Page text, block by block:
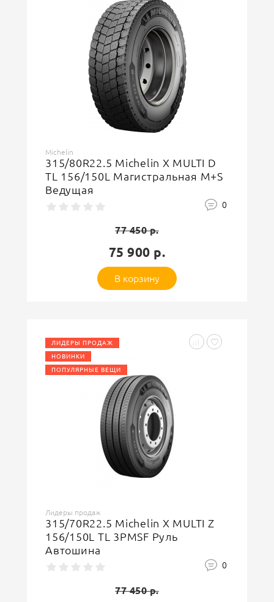
Michelin
315/80R22.5 Michelin X MULTI D
TL 156/150L Магистральная M+S
Ведущая
0
77 450 р.
75 900 р.
В корзину
ЛИДЕРЫ ПРОДАЖ
НОВИНКИ
ПОПУЛЯРНЫЕ ВЕЩИ
Лидеры продаж
315/70R22.5 Michelin X MULTI Z
156/150L TL 3PMSF Руль
Автошина
0
77 450 р.